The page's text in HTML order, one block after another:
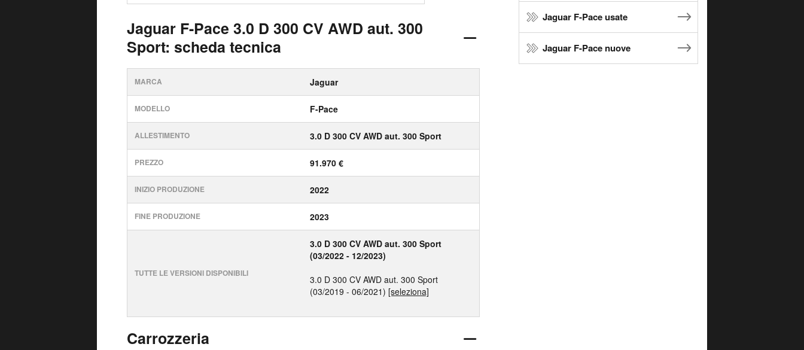
Jaguar F-Pace 3.0 D 300 CV AWD aut. 300
Sport: scheda tecnica
MARCA Jaguar
MODELLO F-Pace
ALLESTIMENTO 3.0 D 300 CV AWD aut. 300 Sport
PREZZO 91.970 €
INIZIO PRODUZIONE 2022
FINE PRODUZIONE 2023
TUTTE LE VERSIONI DISPONIBILI
3.0 D 300 CV AWD aut. 300 Sport
(03/2022 - 12/2023)
3.0 D 300 CV AWD aut. 300 Sport
(03/2019 - 06/2021) [seleziona]
Carrozzeria
Jaguar F-Pace usate
Jaguar F-Pace nuove